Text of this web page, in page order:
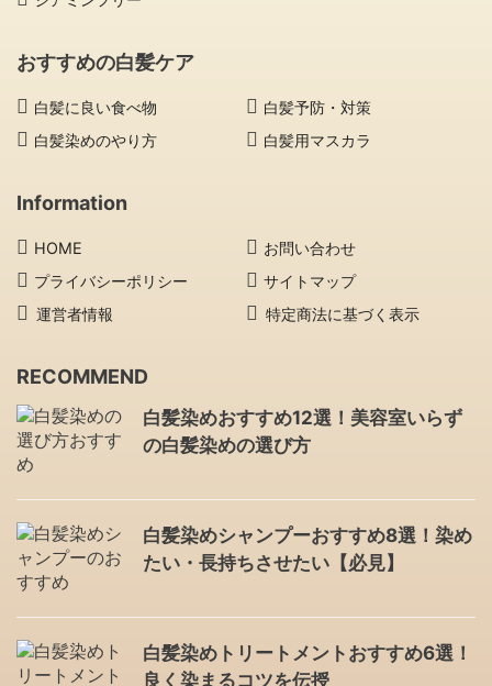
おすすめの白髪ケア
白髪に良い食べ物
白髪染めのやり方
白髪予防・対策
白髪用マスカラ
Information
HOME
プライバシーポリシー
運営者情報
お問い合わせ
サイトマップ
特定商法に基づく表示
RECOMMEND
白髪染めおすすめ12選！美容室いらず
の白髪染めの選び方
白髪染めシャンプーおすすめ8選！染め
たい・長持ちさせたい【必見】
白髪染めトリートメントおすすめ6選！
良く染まるコツを伝授